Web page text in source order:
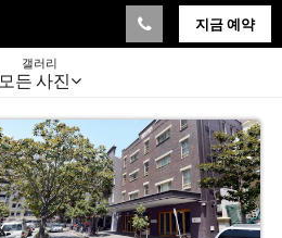
지금 예약
갤러리
모든 사진